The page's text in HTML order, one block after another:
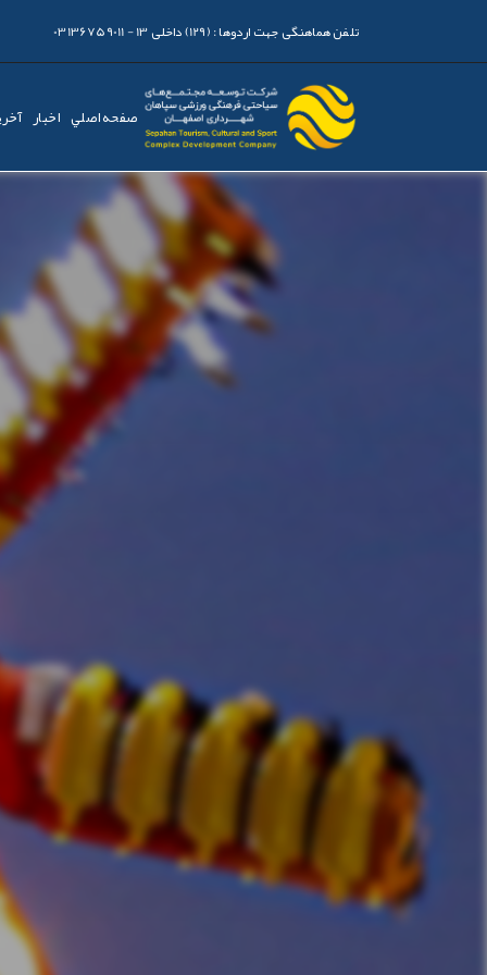
تلفن هماهنگی جهت اردوها :(129) داخلی 13 - 03136759011
صفحه اصلي اخبار